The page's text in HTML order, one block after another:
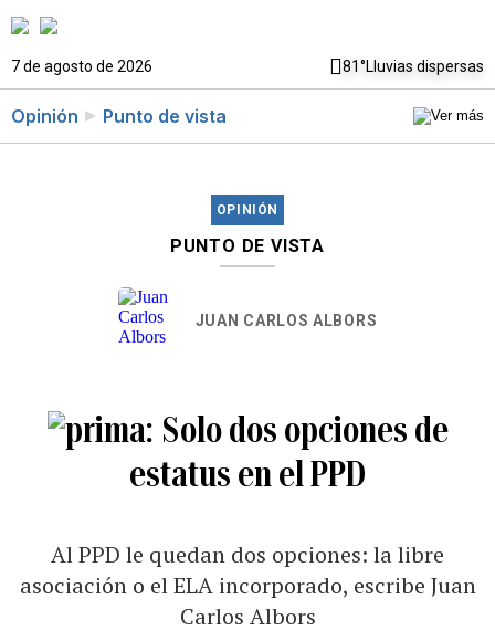
7 de agosto de 2026 81°Lluvias dispersas
Opinión Punto de vista
OPINIÓN
PUNTO DE VISTA
JUAN CARLOS ALBORS
Solo dos opciones de
estatus en el PPD
Al PPD le quedan dos opciones: la libre
asociación o el ELA incorporado, escribe Juan
Carlos Albors